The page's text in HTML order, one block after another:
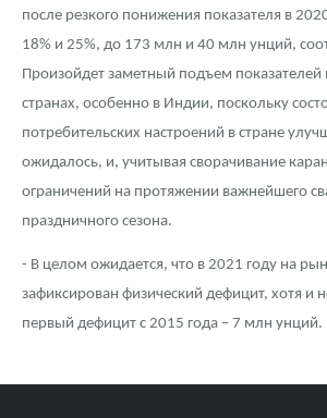
после резкого понижения показателя в
18% и 25%, до 173 млн и 40 млн унций,
Произойдет заметный подъем показателей
странах, особенно в Индии, поскольку
потребительских настроений в стране
ожидалось, и, учитывая сворачивание
ограничений на протяжении важнейшего
праздничного сезона.
- В целом ожидается, что в 2021 году на
зафиксирован физический дефицит, хотя и
первый дефицит с 2015 года – 7 млн унций.